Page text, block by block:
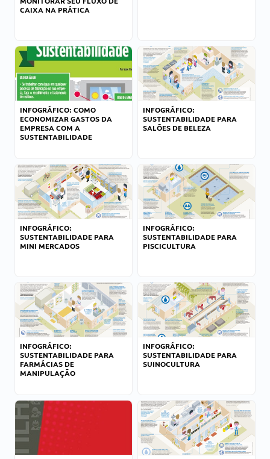
CAIXA NA PRÁTICA
INFOGRÁFICO: COMO
ECONOMIZAR GASTOS DA
EMPRESA COM A
SUSTENTABILIDADE
INFOGRÁFICO:
SUSTENTABILIDADE PARA
SALÕES DE BELEZA
INFOGRÁFICO:
SUSTENTABILIDADE PARA
MINI MERCADOS
INFOGRÁFICO:
SUSTENTABILIDADE PARA
PISCICULTURA
INFOGRÁFICO:
SUSTENTABILIDADE PARA
FARMÁCIAS DE
MANIPULAÇÃO
INFOGRÁFICO:
SUSTENTABILIDADE PARA
SUINOCULTURA